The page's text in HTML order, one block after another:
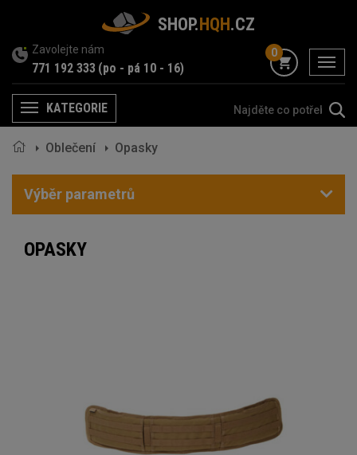
SHOP.HQH.CZ
Zavolejte nám
771 192 333 (po - pá 10 - 16) menu
0
MenuKATEGORIE
Oblečení Opasky
Výběr parametrů
OPASKY